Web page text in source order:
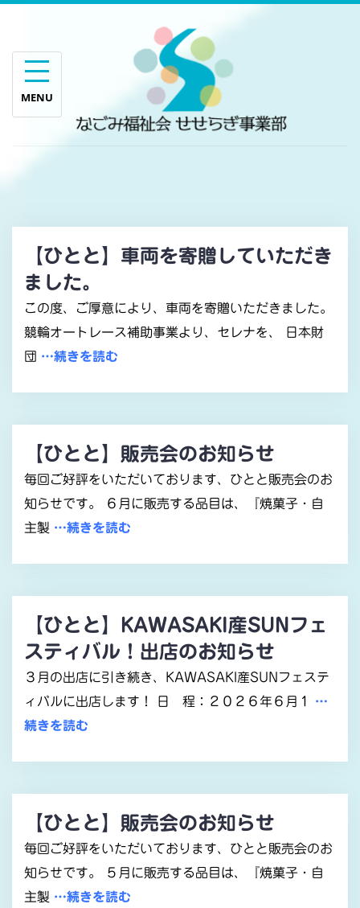
content
【ひとと】車両を寄贈していただき
ました。
この度、ご厚意により、車両を寄贈いただきました。
競輪オートレース補助事業より、セレナを、 日本財
団 …続きを読む
【ひとと】販売会のお知らせ
毎回ご好評をいただいております、ひとと販売会のお
知らせです。 ６月に販売する品目は、『焼菓子・自
主製 …続きを読む
【ひとと】KAWASAKI産SUNフェ
スティバル！出店のお知らせ
３月の出店に引き続き、KAWASAKI産SUNフェステ
ィバルに出店します！ 日 程：２０２６年６月１ …
続きを読む
【ひとと】販売会のお知らせ
毎回ご好評をいただいております、ひとと販売会のお
知らせです。 ５月に販売する品目は、『焼菓子・自
主製 …続きを読む